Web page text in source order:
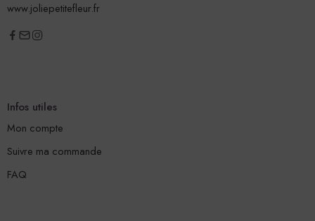
www.joliepetitefleur.fr
Infos utiles
Mon compte
Suivre ma commande
FAQ